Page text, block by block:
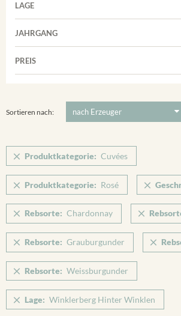
Weißwein
Grauburgunder
Riesling
Spätburgunder
LAGE
Achkarrer Schlossberg
Vorderer Winklerberg
Winklerberg Hinter Winklen
Winklerberg Winklen
Ihringen
JAHRGANG
PREIS
Sortieren nach:
Produktkategorie: Cuvées
Produktkategorie: Rosé
Rebsorte: Chardonnay
Rebsorte: Grauburgunder
Rebsorte: Weissburgunder
Lage: Winklerberg Hinter Winklen